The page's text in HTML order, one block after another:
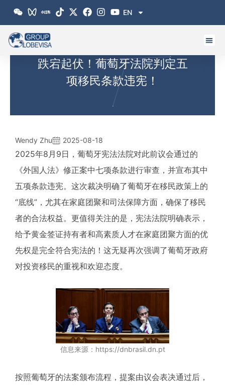
EN
跌宕起伏！葡萄牙法院判定五
项移民条款违宪！
Wendy Zhu 2025-08-18
2025年8月9日，葡萄牙宪法法院对此前议会通过的
《外国人法》修正案中七项条款进行审查，并宣布其中
五项条款违宪。这次裁决明确了葡萄牙在移民政策上的
“底线”，尤其在家庭团聚和司法保障方面，确保了移民
者的合法权益。更值得关注的是，宪法法院明确表示，
给予黄金签证持有者和高素质人才在家庭团聚方面的优
先权是完全符合宪法的！这无疑再次强调了葡萄牙政府
对投资移民的重视和欢迎态度。
信息来源：https://dnbrasil.dn.pt
按照葡萄牙的法案颁布流程，提案由议会表决通过后，